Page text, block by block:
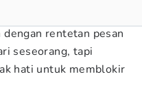
rentetan pesan
seseorang, tapi
hati untuk memblokir